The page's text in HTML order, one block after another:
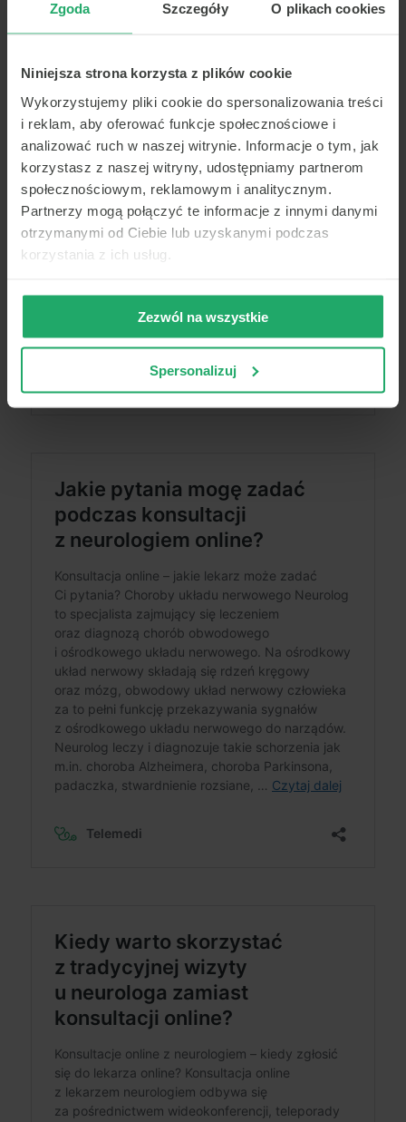
Zgoda Szczegóły O plikach cookies
Niniejsza strona korzysta z plików cookie
Wykorzystujemy pliki cookie do spersonalizowania treści
i reklam, aby oferować funkcje społecznościowe i
analizować ruch w naszej witrynie. Informacje o tym, jak
korzystasz z naszej witryny, udostępniamy partnerom
społecznościowym, reklamowym i analitycznym.
Partnerzy mogą połączyć te informacje z innymi danymi
otrzymanymi od Ciebie lub uzyskanymi podczas
korzystania z ich usług.
Zezwól na wszystkie
Spersonalizuj